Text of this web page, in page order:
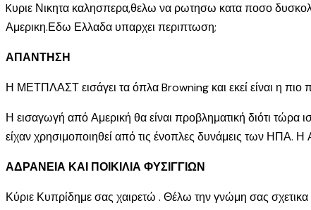
Kυριε Νικητα καλησπερα,θελω να ρωτησω κατα ποσο δυσκολο
Αμερικη.Εδω Ελλαδα υπαρχει περιπτωση;
ΑΠΑΝΤΗΣΗ
Η ΜΕΤΠΛΑΣΤ εισάγει τα όπλα Browning και εκεί είναι η πιο
Η εισαγωγή από Αμερική θα είναι προβληματική διότι τώρα
είχαν χρησιμοποιηθεί από τις ένοπλες δυνάμεις των ΗΠΑ. Η
ΑΔΡΑΝΕΙΑ ΚΑΙ ΠΟΙΚΙΛΙΑ ΦΥΣΙΓΓΙΩΝ
Κύριε Κυπρίδημε σας χαιρετώ . Θέλω την γνώμη σας σχετικα